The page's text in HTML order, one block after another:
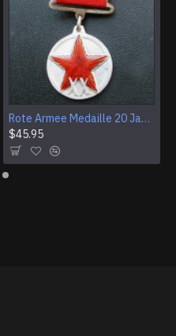
Rote Armee Medaille 20 Jahre nach RKKA 1938-1943
$45.95